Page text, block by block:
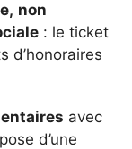
non
: le ticket
d’honoraires
avec
d’une